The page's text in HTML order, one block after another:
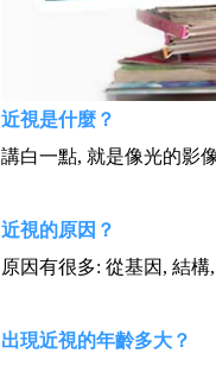
近視是什麼？
講白一點, 就是像光的影
近視的原因？
原因有很多: 從基因, 結
出現近視的年齡多大？